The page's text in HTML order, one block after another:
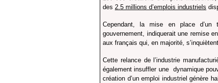
des 2.5 millions d’emplois industriels
Cependant, la mise en place d’un
gouvernement, indiquerait une remise
aux français qui, en majorité,
Cette relance de l’industrie
également insuffler une dynamique
création d’un emploi industriel génère